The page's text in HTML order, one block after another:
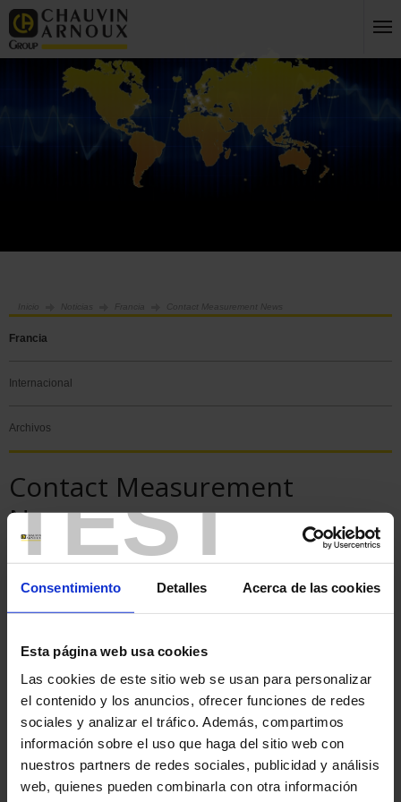
TEST
Consentimiento Detalles Acerca de las cookies
Esta página web usa cookies
Las cookies de este sitio web se usan para personalizar
el contenido y los anuncios, ofrecer funciones de redes
sociales y analizar el tráfico. Además, compartimos
información sobre el uso que haga del sitio web con
nuestros partners de redes sociales, publicidad y análisis
web, quienes pueden combinarla con otra información
Inicio Noticias Francia Contact Measurement News
Francia
Internacional
Archivos
Contact Measurement
News
ESPECIAL - 125 AÑOS